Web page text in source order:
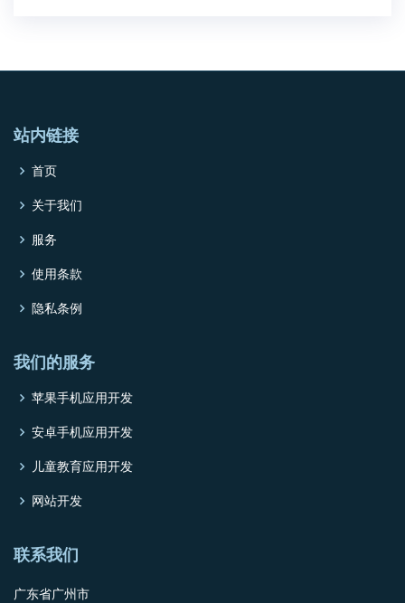
站内链接
首页
关于我们
服务
使用条款
隐私条例
我们的服务
苹果手机应用开发
安卓手机应用开发
儿童教育应用开发
网站开发
联系我们
广东省广州市